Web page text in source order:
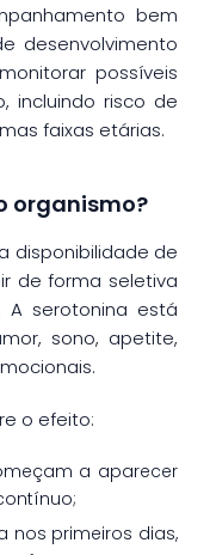
bem
desenvolvimento
possíveis
incluindo risco de
faixas etárias.
organismo?
disponibilidade de
de forma seletiva
A serotonina está
sono, apetite,
o efeito:
a aparecer
nos primeiros dias,